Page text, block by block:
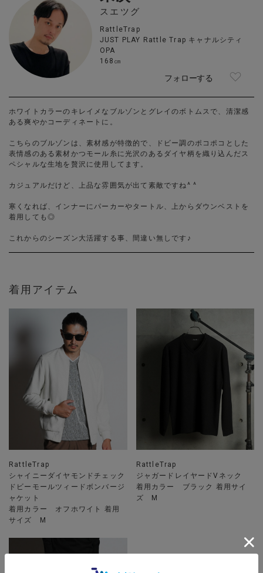
スエツグ
RattleTrap
JUST PLAY Rattle Trap キャナルシティ
OPA
168㎝
フォローする
ホワイトカラーのキレイメなブルゾンとグレイのボトムスで、清潔感
ある爽やかコーディネートに。
こちらのブルゾンは、素材感が特徴的で、ドビー調のポコポコとした
表情感のある素材かつモール糸に光沢のあるダイヤ柄を織り込んだス
ペシャルな生地を贅沢に使用してます。
カジュアルだけど、上品な雰囲気が出て素敵ですね^ ^
寒くなれば、インナーにパーカーやタートル、上からダウンベストを
着用しても◎
これからのシーズン大活躍する事、間違い無しです♪
着用アイテム
RattleTrap
シャイニーダイヤモンドチェック
ドビーモールツィードボンバージ
ャケット
着用カラー オフホワイト 着用
サイズ M
RattleTrap
ジャガードレイヤードVネック
着用カラー ブラック 着用サイ
ズ M